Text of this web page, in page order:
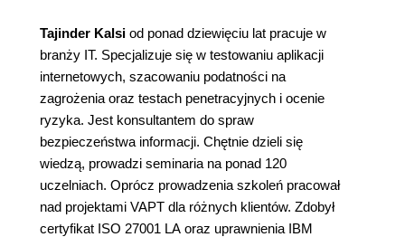
Tajinder Kalsi od ponad dziewięciu lat pracuje w
branży IT. Specjalizuje się w testowaniu aplikacji
internetowych, szacowaniu podatności na
zagrożenia oraz testach penetracyjnych i ocenie
ryzyka. Jest konsultantem do spraw
bezpieczeństwa informacji. Chętnie dzieli się
wiedzą, prowadzi seminaria na ponad 120
uczelniach. Oprócz prowadzenia szkoleń pracował
nad projektami VAPT dla różnych klientów. Zdobył
certyfikat ISO 27001 LA oraz uprawnienia IBM